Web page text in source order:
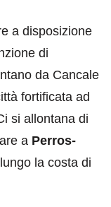
a disposizione
di
da Cancale
fortificata ad
si allontana di
a Perros-
la costa di